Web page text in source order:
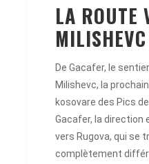
LA ROUTE
MILISHEVC
De Gacafer, le
Milishevc, la
kosovare des Pics
Gacafer, la direction
vers Rugova, qui se
complètement